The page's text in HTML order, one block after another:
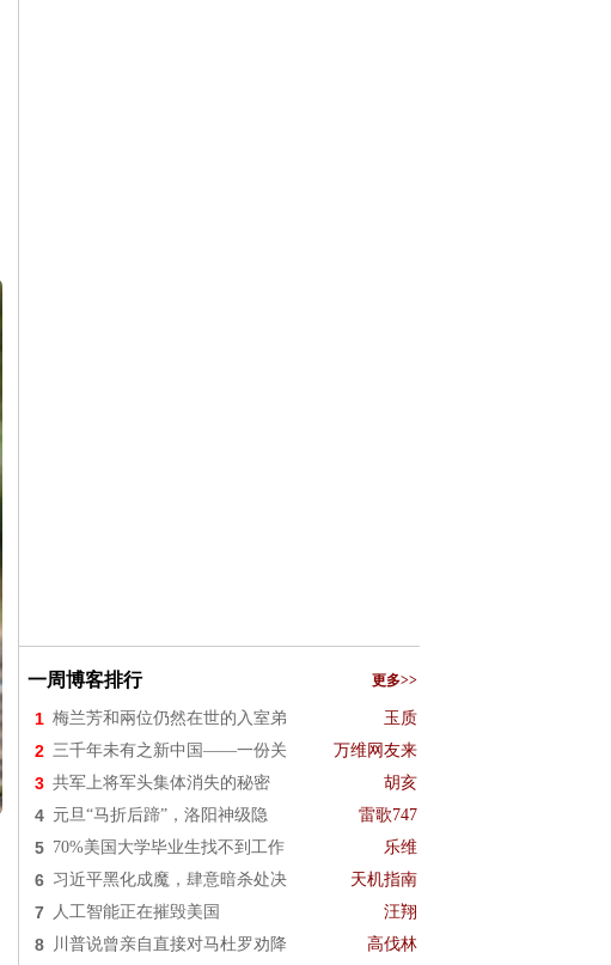
一周博客排行 更多>>
1 梅兰芳和兩位仍然在世的入室弟 玉质
2 三千年未有之新中国——一份关 万维网友来
3 共军上将军头集体消失的秘密 胡亥
4 元旦“马折后蹄”，洛阳神级隐 雷歌747
5 70%美国大学毕业生找不到工作 乐维
6 习近平黑化成魔，肆意暗杀处决 天机指南
7 人工智能正在摧毁美国 汪翔
8 川普说曾亲自直接对马杜罗劝降 高伐林